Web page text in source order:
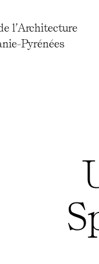
l’Architecture
Pyrénées